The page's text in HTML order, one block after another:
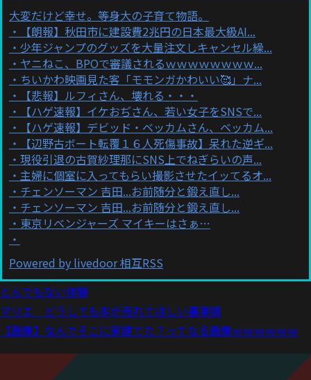
大変だけど幸せ。等身大の子育て物語。
【朗報】秋田市に建設費2兆円の日本最大級AI...
少年ジャンプのグッズを大量注文しキャンセル繰...
ヤニねこ、BPOで審議されるｗｗｗｗｗｗｗｗ...
ちいかわ映画見た客「モモンガかわいい🥰」ナ...
【悲報】ルフィさん、壊れる・・・
【ハゲ速報】イケおぢさん、若い女子をSNSで...
【ハゲ速報】デビッド・ベッカムさん、ベッカム...
【辺野古ボート転覆１６人死傷事故】呆れた逆ギ...
現役引退の古賀紗理那にSNS上でねぎらいの声...
主婦に個室に入ってもらい撮影させたイッてるオ...
チェンソーマン 吉田...お前随分と鍛え直し...
チェンソーマン 吉田...お前随分と鍛え直し...
東京リベンジャーズ マイキーはさぁ…
Powered by livedoor 相互RSS
とんでもない体験
マリエ どうしても本が売れてほしい裏事情
【画像】なんでそこに家建てた？ってなる画像ｗｗｗｗｗｗ